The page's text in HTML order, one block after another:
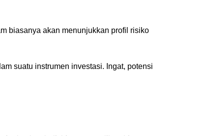
biasanya akan menunjukkan profil risiko
suatu instrumen investasi. Ingat, potensi